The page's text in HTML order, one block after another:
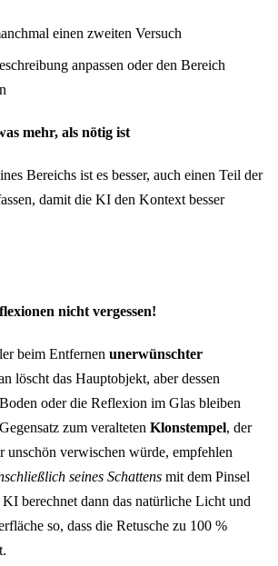
einen zweiten Versuch
anpassen oder den Bereich
mehr, als nötig ist
Bereichs ist es besser, auch einen Teil der
damit die KI den Kontext besser
nicht vergessen!
beim Entfernen unerwünschter
löscht das Hauptobjekt, aber dessen
oder die Reflexion im Glas bleiben
zum veralteten Klonstempel, der
unschön verwischen würde, empfehlen
seines Schattens mit dem Pinsel
berechnet dann das natürliche Licht und
so, dass die Retusche zu 100 %